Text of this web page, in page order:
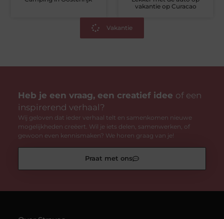
vakantie op Curacao
Vakantie
Heb je een vraag, een creatief idee of een
inspirerend verhaal?
Wij geloven dat ieder verhaal telt en samenkomen nieuwe
mogelijkheden creëert. Wil je iets delen, samenwerken, of
gewoon even kennismaken? We horen graag van je!
Praat met ons